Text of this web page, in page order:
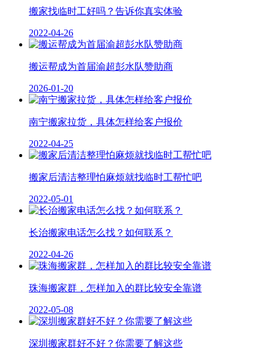
搬家找临时工好吗？告诉你真实体验
2022-04-26
搬运帮成为首届渝超彭水队赞助商
2026-01-20
南宁搬家拉货，具体怎样给客户报价
2022-04-25
搬家后清洁整理怕麻烦就找临时工帮忙吧
2022-05-01
长治搬家电话怎么找？如何联系？
2022-04-26
珠海搬家群，怎样加入的群比较安全靠谱
2022-05-08
深圳搬家群好不好？你需要了解这些